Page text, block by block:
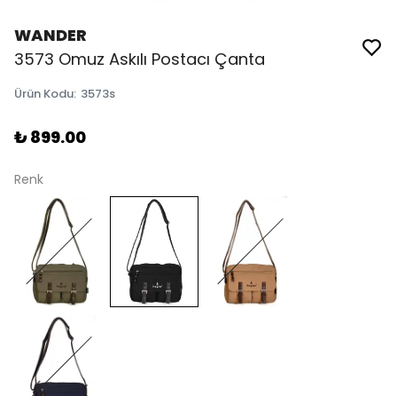
WANDER
3573 Omuz Askılı Postacı Çanta
Ürün Kodu: 3573s
₺ 899.00
Renk